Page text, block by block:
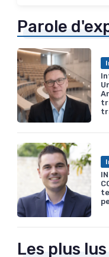
Parole
Les plus lus